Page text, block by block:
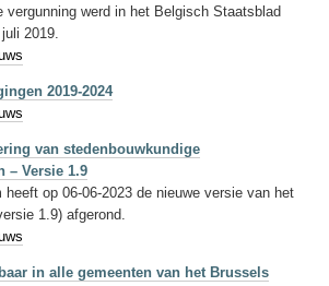
vergunning werd in het Belgisch Staatsblad
2019.
2019-2024
van stedenbouwkundige
– Versie 1.9
heeft op 06-06-2023 de nieuwe versie van het
1.9) afgerond.
in alle gemeenten van het Brussels